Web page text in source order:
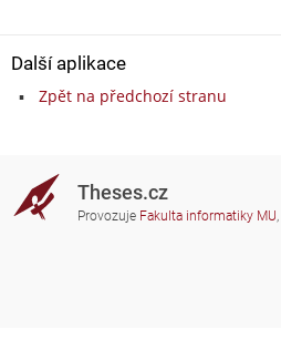
Další aplikace
Zpět na předchozí stranu
Theses.cz
Provozuje Fakulta informatiky MU,